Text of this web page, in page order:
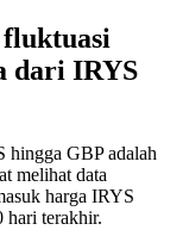
dari IRYS
hingga GBP adalah
melihat data
harga IRYS
hari terakhir.